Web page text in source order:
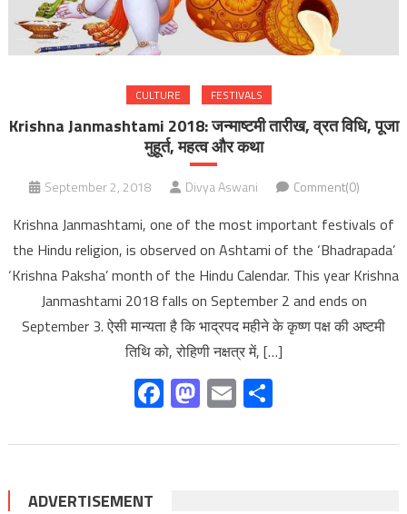
CULTURE FESTIVALS
Krishna Janmashtami 2018: जन्माष्टमी तारीख, व्रत विधि, पूजा
मुहूर्त, महत्व और कथा
September 2, 2018 Divya Aswani Comment(0)
Krishna Janmashtami, one of the most important festivals of
the Hindu religion, is observed on Ashtami of the ‘Bhadrapada’
‘Krishna Paksha’ month of the Hindu Calendar. This year Krishna
Janmashtami 2018 falls on September 2 and ends on
September 3. ऐसी मान्यता है कि भाद्रपद महीने के कृष्ण पक्ष की अष्टमी
तिथि को, रोहिणी नक्षत्र में, […]
Facebook
Mastodon
Email
ADVERTISEMENT